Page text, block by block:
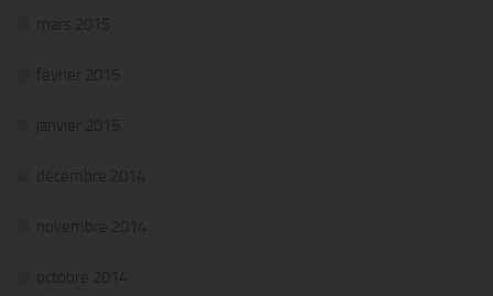
mars 2015
février 2015
janvier 2015
décembre 2014
novembre 2014
octobre 2014